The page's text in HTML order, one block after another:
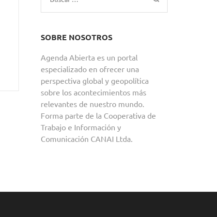
SOBRE NOSOTROS
Agenda Abierta es un portal
especializado en ofrecer una
perspectiva global y geopolítica
sobre los acontecimientos más
relevantes de nuestro mundo.
Forma parte de la Cooperativa de
Trabajo e Información y
Comunicación CANAI Ltda.